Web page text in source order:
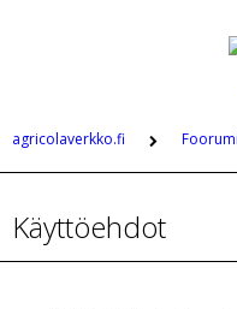
agricolaverkko.fi
Käyttöehdot